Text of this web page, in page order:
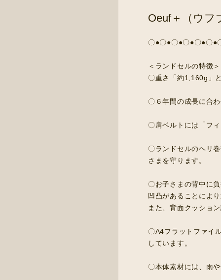
Oeuf＋（ウ
〇●〇●〇●〇●〇●〇●
＜ランドセルの特徴＞
〇重さ「約1,160g」
〇６年間の成長に合
〇肩ベルトには「フ
〇ランドセルのヘリ
さまを守ります。
〇お子さまの背中に
凹凸があることによ
また、背面クッショ
〇A4フラットファイ
しています。
〇本体素材には、雨